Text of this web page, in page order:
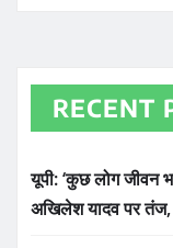
RECENT
यूपी: ‘कुछ लोग जीवन
अखिलेश यादव पर